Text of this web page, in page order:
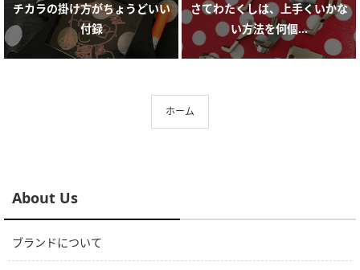
チカラの掛け方がちょうどいい
付録
さてわたくしは、上手くいかな
い方法を何個...
ホーム
About Us
ブランドについて